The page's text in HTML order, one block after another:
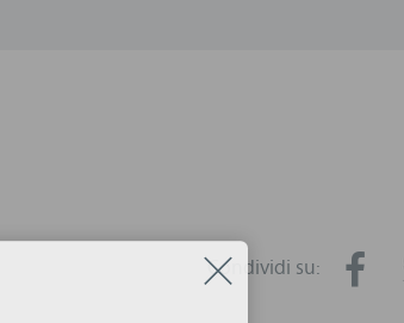
Condividi su: